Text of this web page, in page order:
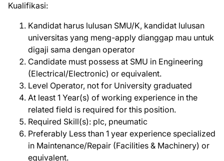
Kualifikasi:
Kandidat harus lulusan SMU/K, kandidat lulusan
universitas yang meng-apply dianggap mau untuk
digaji sama dengan operator
Candidate must possess at SMU in Engineering
(Electrical/Electronic) or equivalent.
Level Operator, not for University graduated
At least 1 Year(s) of working experience in the
related field is required for this position.
Required Skill(s): plc, pneumatic
Preferably Less than 1 year experience specialized
in Maintenance/Repair (Facilities & Machinery) or
equivalent.